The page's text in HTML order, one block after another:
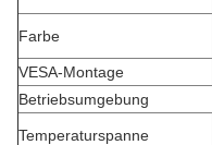
Farbe
VESA-Montage
Betriebsumgebung
Temperaturspanne